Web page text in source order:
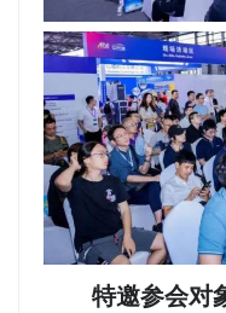
特邀参会对